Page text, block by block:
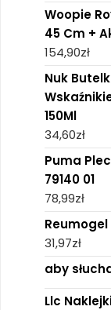
Woopie
45 Cm +
154,90zł
Nuk
150Ml
34,60zł
Puma
79140 01
78,99zł
Reumogel
31,97zł
aby
Llc